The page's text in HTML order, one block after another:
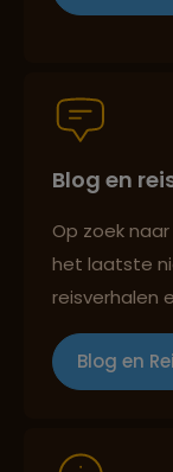
Best
Blog en
Op zoek
het laatste
reisverhalen
Blog en